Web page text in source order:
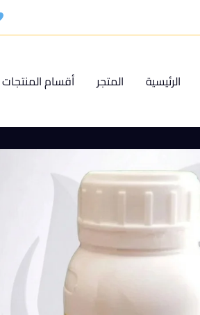
الرئيسية المتجر أقسام المنتجات